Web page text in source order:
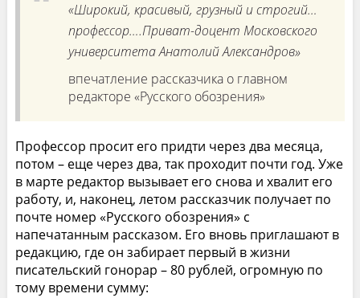
«Широкий, красивый, грузный и строгий…
профессор….Приват-доцент Московского
университета Анатолий Александров»
впечатление рассказчика о главном
редакторе «Русского обозрения»
Профессор просит его придти через два месяца,
потом – еще через два, так проходит почти год. Уже
в марте редактор вызывает его снова и хвалит его
работу, и, наконец, летом рассказчик получает по
почте номер «Русского обозрения» с
напечатанным рассказом. Его вновь приглашают в
редакцию, где он забирает первый в жизни
писательский гонорар – 80 рублей, огромную по
тому времени сумму: